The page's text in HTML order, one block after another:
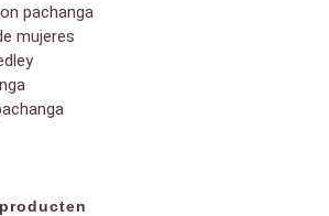
pachanga
mujeres